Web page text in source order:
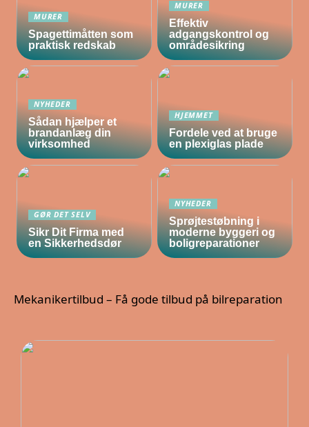
MURER
Spagettimåtten som
praktisk redskab
MURER
Effektiv
adgangskontrol og
områdesikring
NYHEDER
Sådan hjælper et
brandanlæg din
virksomhed
HJEMMET
Fordele ved at bruge
en plexiglas plade
GØR DET SELV
Sikr Dit Firma med
en Sikkerhedsdør
NYHEDER
Sprøjtestøbning i
moderne byggeri og
boligreparationer
Mekanikertilbud – Få gode tilbud på bilreparation